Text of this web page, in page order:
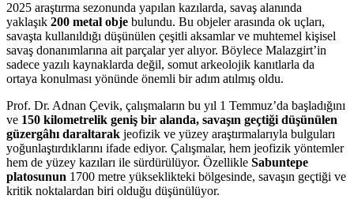
2025 araştırma sezonunda yapılan kazılarda, savaş alanında
yaklaşık 200 metal obje bulundu. Bu objeler arasında ok uçları,
savaşta kullanıldığı düşünülen çeşitli aksamlar ve muhtemel kişisel
savaş donanımlarına ait parçalar yer alıyor. Böylece Malazgirt’in
sadece yazılı kaynaklarda değil, somut arkeolojik kanıtlarla da
ortaya konulması yönünde önemli bir adım atılmış oldu.
Prof. Dr. Adnan Çevik, çalışmaların bu yıl 1 Temmuz’da başladığını
ve 150 kilometrelik geniş bir alanda, savaşın geçtiği düşünülen
güzergâhı daraltarak jeofizik ve yüzey araştırmalarıyla bulguları
yoğunlaştırdıklarını ifade ediyor. Çalışmalar, hem jeofizik yöntemler
hem de yüzey kazıları ile sürdürülüyor. Özellikle Sabuntepe
platosunun 1700 metre yükseklikteki bölgesinde, savaşın geçtiği ve
kritik noktalardan biri olduğu düşünülüyor.